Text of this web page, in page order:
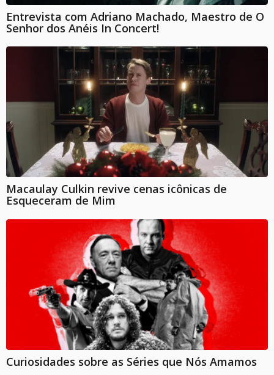
Entrevista com Adriano Machado, Maestro de O
Senhor dos Anéis In Concert!
Macaulay Culkin revive cenas icônicas de
Esqueceram de Mim
Curiosidades sobre as Séries que Nós Amamos